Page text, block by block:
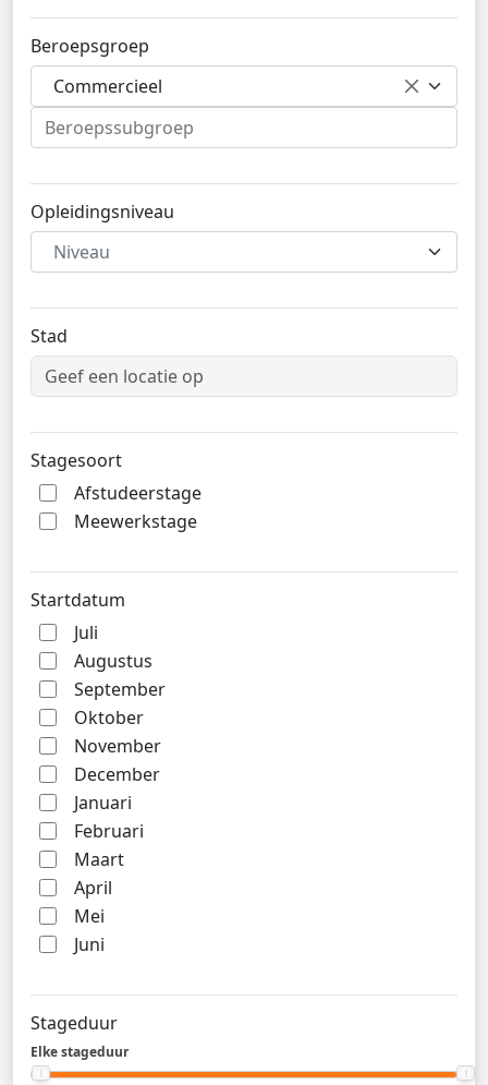
Beroepsgroep
Commercieel
Opleidingsniveau
Niveau
Stad
Stagesoort
Afstudeerstage
Meewerkstage
Startdatum
Juli
Augustus
September
Oktober
November
December
Januari
Februari
Maart
April
Mei
Juni
Stageduur
Elke stageduur